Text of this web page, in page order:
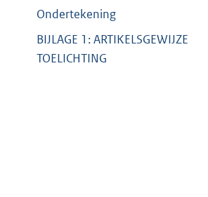
Ondertekening
BIJLAGE 1: ARTIKELSGEWIJZE
TOELICHTING